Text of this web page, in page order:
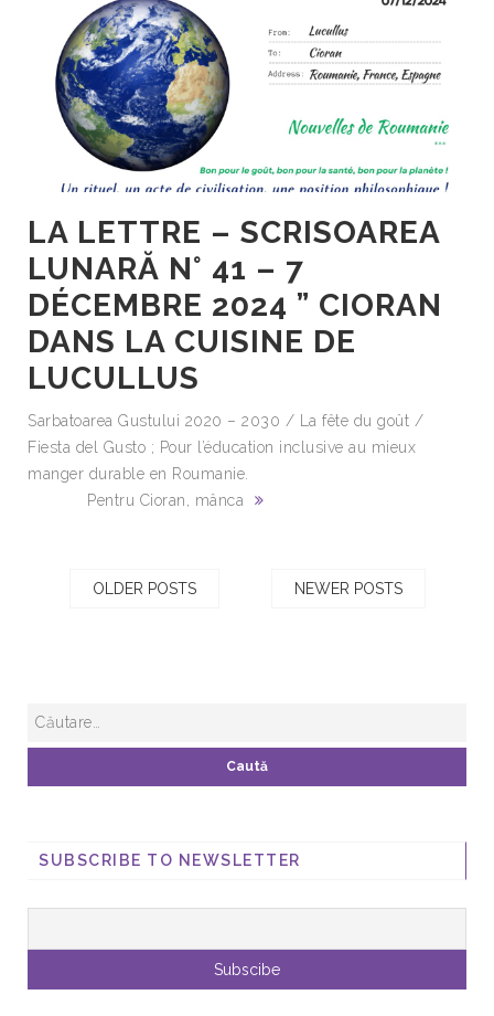
LA LETTRE – SCRISOAREA
LUNARĂ N° 41 – 7
DÉCEMBRE 2024 ” CIORAN
DANS LA CUISINE DE
LUCULLUS
Sarbatoarea Gustului 2020 – 2030 / La fête du goût /
Fiesta del Gusto ; Pour l’éducation inclusive au mieux
manger durable en Roumanie.
Pentru Cioran, mânca
OLDER POSTS NEWER POSTS
SUBSCRIBE TO NEWSLETTER